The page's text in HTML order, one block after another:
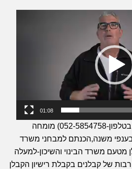
01:08
שמי ירון בן גוזי(זמין תמיד בטלפון-052-5854758) מומחה
משנה,הכנתם למבחני משרד
מטעם משרד הבינוי והשיכון-למעלה
רבות של קבלנים בקבלת רישיון הקבלן